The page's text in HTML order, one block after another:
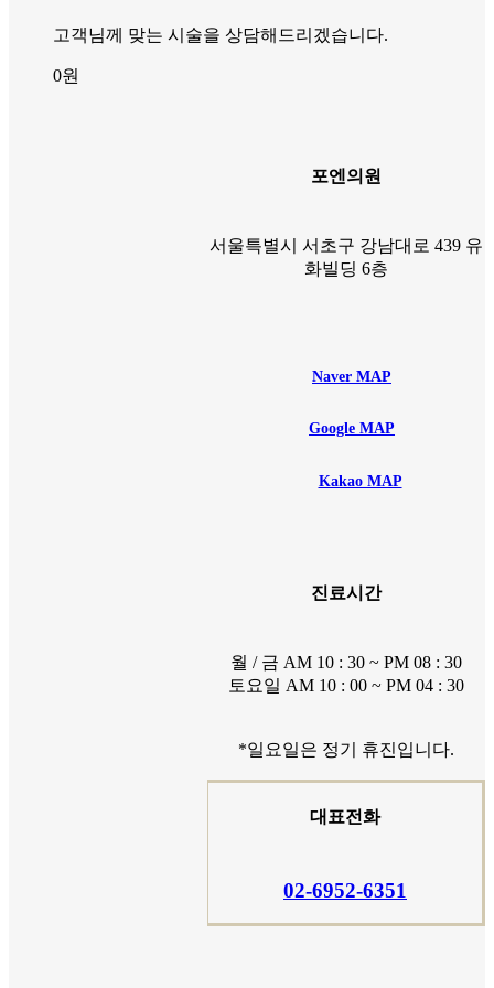
고객님께 맞는 시술을 상담해드리겠습니다.
0원
포엔의원
서울특별시 서초구 강남대로 439 유
화빌딩 6층
Naver MAP
Google MAP
Kakao MAP
진료시간
월 / 금 AM 10 : 30 ~ PM 08 : 30
토요일 AM 10 : 00 ~ PM 04 : 30
*일요일은 정기 휴진입니다.
대표전화
02-6952-6351